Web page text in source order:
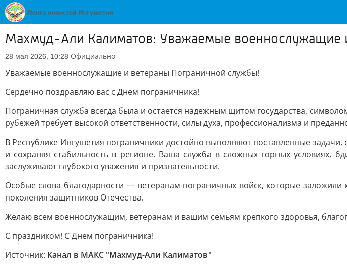
Махмуд-Али Калиматов: Уважаемые военнослужащие
28 мая 2026, 10:28 Официально
Уважаемые военнослужащие и ветераны Пограничной службы!
Сердечно поздравляю вас с Днем пограничника!
Пограничная служба всегда была и остается надежным щитом государства,
рубежей требует высокой ответственности, силы духа, профессионализма и
В Республике Ингушетия пограничники достойно выполняют поставленные
и сохраняя стабильность в регионе. Ваша служба в сложных горных условиях,
заслуживают глубокого уважения и признательности.
Особые слова благодарности — ветеранам пограничных войск, которые
поколения защитников Отечества.
Желаю всем военнослужащим, ветеранам и вашим семьям крепкого здоровья,
С праздником! С Днем пограничника!
Источник: Канал в МАКС "Махмуд-Али Калиматов"